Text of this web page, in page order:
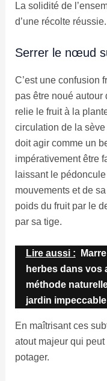
La solidité de
d’une récolte réussie.
Serrer le nœud
C’est une confusion
pas être noué
relie le fruit à la
circulation de la
doit agir comme un
impérativement être
laissant le
mouvements et de
poids du fruit par le
par sa tige.
Lire aussi :
herbes dans vos
méthode
jardin impeccable
En maîtrisant ces
atout majeur qui
potager.